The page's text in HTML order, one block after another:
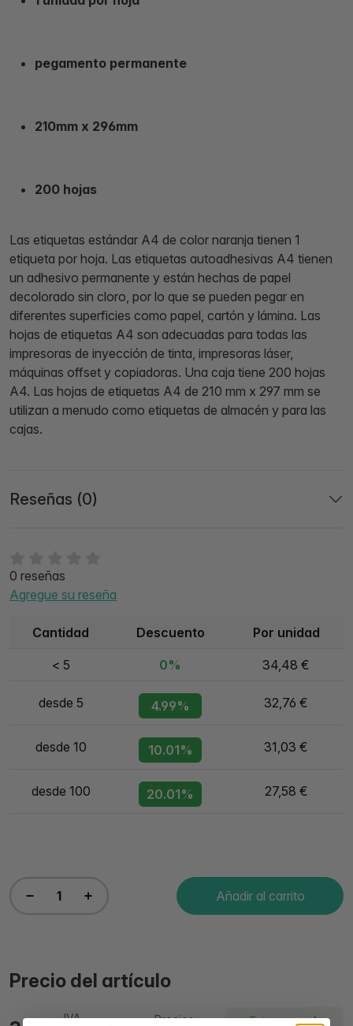
0 reseñas
Agregue su reseña
Cantidad Descuento Por unidad
< 5 0% 34,48 €
desde 5 4.99% 32,76 €
desde 10 10.01% 31,03 €
desde 100 20.01% 27,58 €
Añadir al carrito
Precio del artículo
Precios
IVA
Entrega en 4
pegamento permanente
210mm x 296mm
200 hojas
Las etiquetas estándar A4 de color naranja tienen 1
etiqueta por hoja. Las etiquetas autoadhesivas A4 tienen
un adhesivo permanente y están hechas de papel
decolorado sin cloro, por lo que se pueden pegar en
diferentes superficies como papel, cartón y lámina. Las
hojas de etiquetas A4 son adecuadas para todas las
impresoras de inyección de tinta, impresoras láser,
máquinas offset y copiadoras. Una caja tiene 200 hojas
A4. Las hojas de etiquetas A4 de 210 mm x 297 mm se
utilizan a menudo como etiquetas de almacén y para las
cajas.
Reseñas (0)